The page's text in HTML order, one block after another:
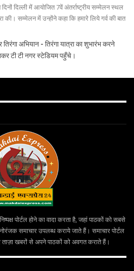
दिल्ली में आयोजित 7वें अंतर्राष्ट्रीय सम्मेलन स्थल
की। सम्मेलन में उन्होंने कहा कि हमारे लिये गर्व की बात
अभियान - तिरंगा यात्रा का शुभारंभ करने
टी टी नगर स्टेडियम पहुँचे।
पोर्टल होने का वादा करता है, जहां पाठकों को सबसे
समाचार उपलब्ध कराये जाते हैं। समाचार पोर्टल
ताज़ा खबरों से अपने पाठकों को अवगत कराते हैं।